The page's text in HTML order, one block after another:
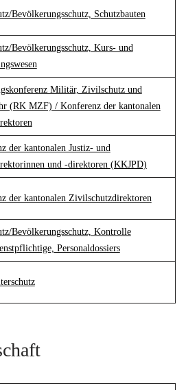
Bevölkerungsschutz, Schutzbauten
Bevölkerungsschutz, Kurs- und
Militär, Zivilschutz und
(RK MZF) / Konferenz der kantonalen
der kantonalen Justiz- und
und -direktoren (KKJPD)
der kantonalen Zivilschutzdirektoren
Bevölkerungsschutz, Kontrolle
Personaldossiers